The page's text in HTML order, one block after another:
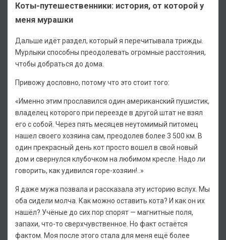
Коты-путешественники: история, от которой у
меня мурашки
Дальше идёт раздел, который я перечитывала трижды.
Мурлыки способны преодолевать огромные расстояния,
чтобы добраться до дома.
Привожу дословно, потому что это стоит того:
«Именно этим прославился один американский пушистик,
владелец которого при переезде в другой штат не взял
его с собой. Через пять месяцев неутомимый питомец
нашел своего хозяина сам, преодолев более 3 500 км. В
один прекрасный день кот просто вошел в свой новый
дом и свернулся клубочком на любимом кресле. Надо ли
говорить, как удивился горе-хозяин!..»
Я даже мужа позвала и рассказала эту историю вслух. Мы
оба сидели молча. Как можно оставить кота? И как он их
нашёл? Учёные до сих пор спорят — магнитные поля,
запахи, что-то сверхчувственное. Но факт остаётся
фактом. Моя после этого стала для меня ещё более